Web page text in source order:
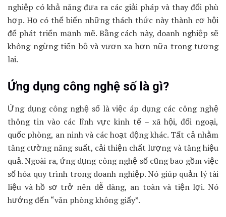
nghiệp có khả năng đưa ra các giải pháp và thay đổi phù
hợp. Họ có thể biến những thách thức này thành cơ hội
để phát triển mạnh mẽ. Bằng cách này, doanh nghiệp sẽ
không ngừng tiến bộ và vươn xa hơn nữa trong tương
lai.
Ứng dụng công nghệ số là gì?
Ứng dụng công nghệ số là việc áp dụng các công nghệ
thông tin vào các lĩnh vực kinh tế – xã hội, đối ngoại,
quốc phòng, an ninh và các hoạt động khác. Tất cả nhằm
tăng cường năng suất, cải thiện chất lượng và tăng hiệu
quả. Ngoài ra, ứng dụng công nghệ số cũng bao gồm việc
số hóa quy trình trong doanh nghiệp. Nó giúp quản lý tài
liệu và hồ sơ trở nên dễ dàng, an toàn và tiện lợi. Nó
hướng đến “văn phòng không giấy”.